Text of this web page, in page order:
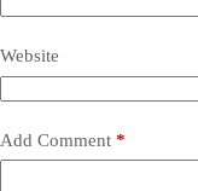
Website
Add Comment *